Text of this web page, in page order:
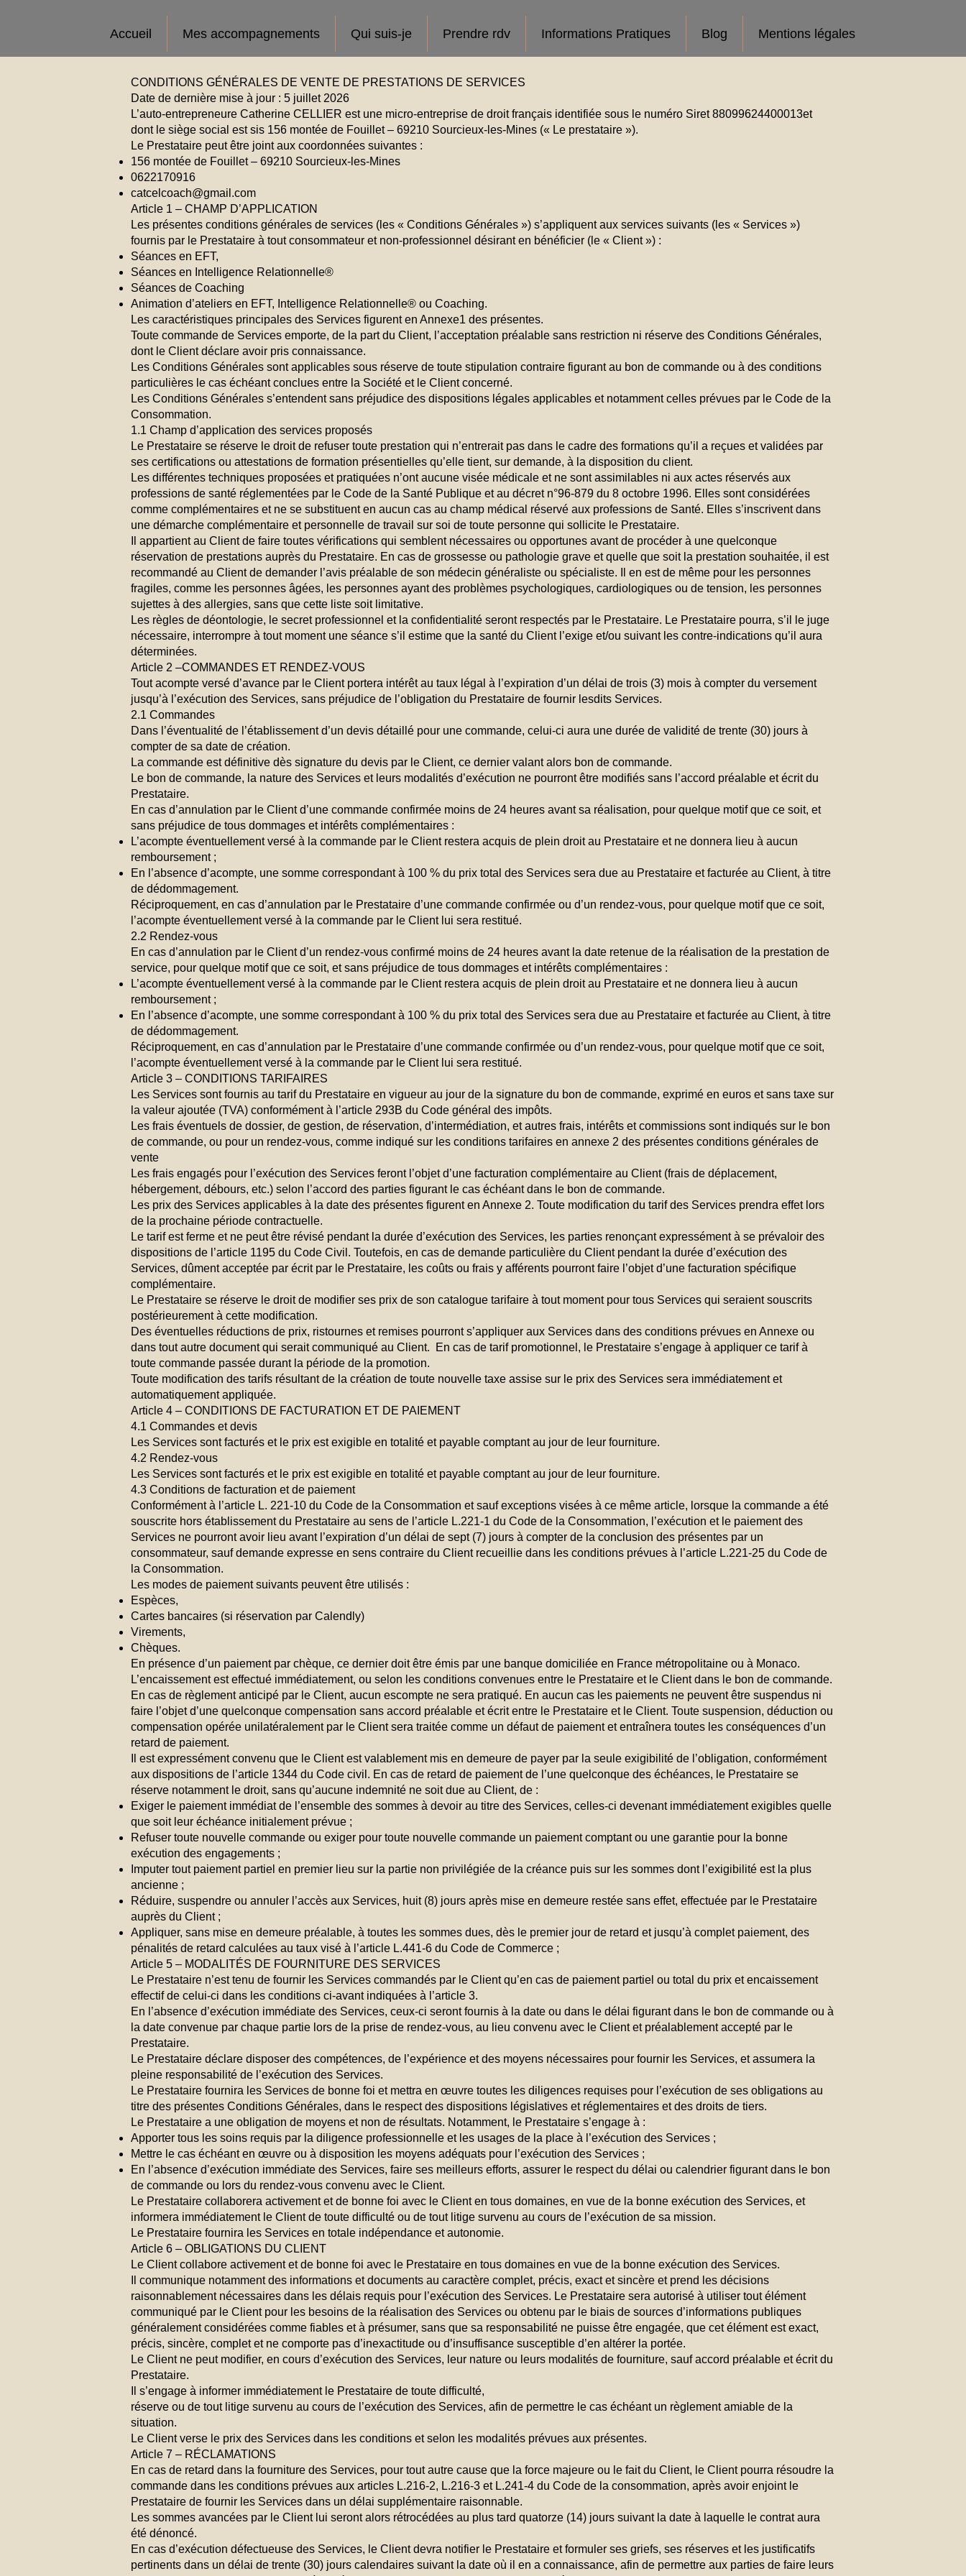
Accueil Mes accompagnements Qui suis-je Prendre rdv Informations Pratiques Blog Mentions légales
CONDITIONS GÉNÉRALES DE VENTE DE PRESTATIONS DE SERVICES
Date de dernière mise à jour : 5 juillet 2026
L’auto-entrepreneure Catherine CELLIER est une micro-entreprise de droit français identifiée sous le numéro Siret 88099624400013et
dont le siège social est sis 156 montée de Fouillet – 69210 Sourcieux-les-Mines (« Le prestataire »).
Le Prestataire peut être joint aux coordonnées suivantes :
156 montée de Fouillet – 69210 Sourcieux-les-Mines
0622170916
catcelcoach@gmail.com
Article 1 – CHAMP D’APPLICATION
Les présentes conditions générales de services (les « Conditions Générales ») s’appliquent aux services suivants (les « Services »)
fournis par le Prestataire à tout consommateur et non-professionnel désirant en bénéficier (le « Client ») :
Séances en EFT,
Séances en Intelligence Relationnelle®
Séances de Coaching
Animation d’ateliers en EFT, Intelligence Relationnelle® ou Coaching.
Les caractéristiques principales des Services figurent en Annexe1 des présentes.
Toute commande de Services emporte, de la part du Client, l’acceptation préalable sans restriction ni réserve des Conditions Générales,
dont le Client déclare avoir pris connaissance.
Les Conditions Générales sont applicables sous réserve de toute stipulation contraire figurant au bon de commande ou à des conditions
particulières le cas échéant conclues entre la Société et le Client concerné.
Les Conditions Générales s’entendent sans préjudice des dispositions légales applicables et notamment celles prévues par le Code de la
Consommation.
1.1 Champ d’application des services proposés
Le Prestataire se réserve le droit de refuser toute prestation qui n’entrerait pas dans le cadre des formations qu’il a reçues et validées par
ses certifications ou attestations de formation présentielles qu’elle tient, sur demande, à la disposition du client.
Les différentes techniques proposées et pratiquées n’ont aucune visée médicale et ne sont assimilables ni aux actes réservés aux
professions de santé réglementées par le Code de la Santé Publique et au décret n°96-879 du 8 octobre 1996. Elles sont considérées
comme complémentaires et ne se substituent en aucun cas au champ médical réservé aux professions de Santé. Elles s’inscrivent dans
une démarche complémentaire et personnelle de travail sur soi de toute personne qui sollicite le Prestataire.
Il appartient au Client de faire toutes vérifications qui semblent nécessaires ou opportunes avant de procéder à une quelconque
réservation de prestations auprès du Prestataire. En cas de grossesse ou pathologie grave et quelle que soit la prestation souhaitée, il est
recommandé au Client de demander l’avis préalable de son médecin généraliste ou spécialiste. Il en est de même pour les personnes
fragiles, comme les personnes âgées, les personnes ayant des problèmes psychologiques, cardiologiques ou de tension, les personnes
sujettes à des allergies, sans que cette liste soit limitative.
Les règles de déontologie, le secret professionnel et la confidentialité seront respectés par le Prestataire. Le Prestataire pourra, s’il le juge
nécessaire, interrompre à tout moment une séance s’il estime que la santé du Client l’exige et/ou suivant les contre-indications qu’il aura
déterminées.
Article 2 –COMMANDES ET RENDEZ-VOUS
Tout acompte versé d’avance par le Client portera intérêt au taux légal à l’expiration d’un délai de trois (3) mois à compter du versement
jusqu’à l’exécution des Services, sans préjudice de l’obligation du Prestataire de fournir lesdits Services.
2.1 Commandes
Dans l’éventualité de l’établissement d’un devis détaillé pour une commande, celui-ci aura une durée de validité de trente (30) jours à
compter de sa date de création.
La commande est définitive dès signature du devis par le Client, ce dernier valant alors bon de commande.
Le bon de commande, la nature des Services et leurs modalités d’exécution ne pourront être modifiés sans l’accord préalable et écrit du
Prestataire.
En cas d’annulation par le Client d’une commande confirmée moins de 24 heures avant sa réalisation, pour quelque motif que ce soit, et
sans préjudice de tous dommages et intérêts complémentaires :
L’acompte éventuellement versé à la commande par le Client restera acquis de plein droit au Prestataire et ne donnera lieu à aucun
remboursement ;
En l’absence d’acompte, une somme correspondant à 100 % du prix total des Services sera due au Prestataire et facturée au Client, à titre
de dédommagement.
Réciproquement, en cas d’annulation par le Prestataire d’une commande confirmée ou d’un rendez-vous, pour quelque motif que ce soit,
l’acompte éventuellement versé à la commande par le Client lui sera restitué.
2.2 Rendez-vous
En cas d’annulation par le Client d’un rendez-vous confirmé moins de 24 heures avant la date retenue de la réalisation de la prestation de
service, pour quelque motif que ce soit, et sans préjudice de tous dommages et intérêts complémentaires :
L’acompte éventuellement versé à la commande par le Client restera acquis de plein droit au Prestataire et ne donnera lieu à aucun
remboursement ;
En l’absence d’acompte, une somme correspondant à 100 % du prix total des Services sera due au Prestataire et facturée au Client, à titre
de dédommagement.
Réciproquement, en cas d’annulation par le Prestataire d’une commande confirmée ou d’un rendez-vous, pour quelque motif que ce soit,
l’acompte éventuellement versé à la commande par le Client lui sera restitué.
Article 3 – CONDITIONS TARIFAIRES
Les Services sont fournis au tarif du Prestataire en vigueur au jour de la signature du bon de commande, exprimé en euros et sans taxe sur
la valeur ajoutée (TVA) conformément à l’article 293B du Code général des impôts.
Les frais éventuels de dossier, de gestion, de réservation, d’intermédiation, et autres frais, intérêts et commissions sont indiqués sur le bon
de commande, ou pour un rendez-vous, comme indiqué sur les conditions tarifaires en annexe 2 des présentes conditions générales de
vente
Les frais engagés pour l’exécution des Services feront l’objet d’une facturation complémentaire au Client (frais de déplacement,
hébergement, débours, etc.) selon l’accord des parties figurant le cas échéant dans le bon de commande.
Les prix des Services applicables à la date des présentes figurent en Annexe 2. Toute modification du tarif des Services prendra effet lors
de la prochaine période contractuelle.
Le tarif est ferme et ne peut être révisé pendant la durée d’exécution des Services, les parties renonçant expressément à se prévaloir des
dispositions de l’article 1195 du Code Civil. Toutefois, en cas de demande particulière du Client pendant la durée d’exécution des
Services, dûment acceptée par écrit par le Prestataire, les coûts ou frais y afférents pourront faire l’objet d’une facturation spécifique
complémentaire.
Le Prestataire se réserve le droit de modifier ses prix de son catalogue tarifaire à tout moment pour tous Services qui seraient souscrits
postérieurement à cette modification.
Des éventuelles réductions de prix, ristournes et remises pourront s’appliquer aux Services dans des conditions prévues en Annexe ou
dans tout autre document qui serait communiqué au Client. En cas de tarif promotionnel, le Prestataire s’engage à appliquer ce tarif à
toute commande passée durant la période de la promotion.
Toute modification des tarifs résultant de la création de toute nouvelle taxe assise sur le prix des Services sera immédiatement et
automatiquement appliquée.
Article 4 – CONDITIONS DE FACTURATION ET DE PAIEMENT
4.1 Commandes et devis
Les Services sont facturés et le prix est exigible en totalité et payable comptant au jour de leur fourniture.
4.2 Rendez-vous
Les Services sont facturés et le prix est exigible en totalité et payable comptant au jour de leur fourniture.
4.3 Conditions de facturation et de paiement
Conformément à l’article L. 221-10 du Code de la Consommation et sauf exceptions visées à ce même article, lorsque la commande a été
souscrite hors établissement du Prestataire au sens de l’article L.221-1 du Code de la Consommation, l’exécution et le paiement des
Services ne pourront avoir lieu avant l’expiration d’un délai de sept (7) jours à compter de la conclusion des présentes par un
consommateur, sauf demande expresse en sens contraire du Client recueillie dans les conditions prévues à l’article L.221-25 du Code de
la Consommation.
Les modes de paiement suivants peuvent être utilisés :
Espèces,
Cartes bancaires (si réservation par Calendly)
Virements,
Chèques.
En présence d’un paiement par chèque, ce dernier doit être émis par une banque domiciliée en France métropolitaine ou à Monaco.
L’encaissement est effectué immédiatement, ou selon les conditions convenues entre le Prestataire et le Client dans le bon de commande.
En cas de règlement anticipé par le Client, aucun escompte ne sera pratiqué. En aucun cas les paiements ne peuvent être suspendus ni
faire l’objet d’une quelconque compensation sans accord préalable et écrit entre le Prestataire et le Client. Toute suspension, déduction ou
compensation opérée unilatéralement par le Client sera traitée comme un défaut de paiement et entraînera toutes les conséquences d’un
retard de paiement.
Il est expressément convenu que le Client est valablement mis en demeure de payer par la seule exigibilité de l’obligation, conformément
aux dispositions de l’article 1344 du Code civil. En cas de retard de paiement de l’une quelconque des échéances, le Prestataire se
réserve notamment le droit, sans qu’aucune indemnité ne soit due au Client, de :
Exiger le paiement immédiat de l’ensemble des sommes à devoir au titre des Services, celles-ci devenant immédiatement exigibles quelle
que soit leur échéance initialement prévue ;
Refuser toute nouvelle commande ou exiger pour toute nouvelle commande un paiement comptant ou une garantie pour la bonne
exécution des engagements ;
Imputer tout paiement partiel en premier lieu sur la partie non privilégiée de la créance puis sur les sommes dont l’exigibilité est la plus
ancienne ;
Réduire, suspendre ou annuler l’accès aux Services, huit (8) jours après mise en demeure restée sans effet, effectuée par le Prestataire
auprès du Client ;
Appliquer, sans mise en demeure préalable, à toutes les sommes dues, dès le premier jour de retard et jusqu’à complet paiement, des
pénalités de retard calculées au taux visé à l’article L.441-6 du Code de Commerce ;
Article 5 – MODALITÉS DE FOURNITURE DES SERVICES
Le Prestataire n’est tenu de fournir les Services commandés par le Client qu’en cas de paiement partiel ou total du prix et encaissement
effectif de celui-ci dans les conditions ci-avant indiquées à l’article 3.
En l’absence d’exécution immédiate des Services, ceux-ci seront fournis à la date ou dans le délai figurant dans le bon de commande ou à
la date convenue par chaque partie lors de la prise de rendez-vous, au lieu convenu avec le Client et préalablement accepté par le
Prestataire.
Le Prestataire déclare disposer des compétences, de l’expérience et des moyens nécessaires pour fournir les Services, et assumera la
pleine responsabilité de l’exécution des Services.
Le Prestataire fournira les Services de bonne foi et mettra en œuvre toutes les diligences requises pour l’exécution de ses obligations au
titre des présentes Conditions Générales, dans le respect des dispositions législatives et réglementaires et des droits de tiers.
Le Prestataire a une obligation de moyens et non de résultats. Notamment, le Prestataire s’engage à :
Apporter tous les soins requis par la diligence professionnelle et les usages de la place à l’exécution des Services ;
Mettre le cas échéant en œuvre ou à disposition les moyens adéquats pour l’exécution des Services ;
En l’absence d’exécution immédiate des Services, faire ses meilleurs efforts, assurer le respect du délai ou calendrier figurant dans le bon
de commande ou lors du rendez-vous convenu avec le Client.
Le Prestataire collaborera activement et de bonne foi avec le Client en tous domaines, en vue de la bonne exécution des Services, et
informera immédiatement le Client de toute difficulté ou de tout litige survenu au cours de l’exécution de sa mission.
Le Prestataire fournira les Services en totale indépendance et autonomie.
Article 6 – OBLIGATIONS DU CLIENT
Le Client collabore activement et de bonne foi avec le Prestataire en tous domaines en vue de la bonne exécution des Services.
Il communique notamment des informations et documents au caractère complet, précis, exact et sincère et prend les décisions
raisonnablement nécessaires dans les délais requis pour l’exécution des Services. Le Prestataire sera autorisé à utiliser tout élément
communiqué par le Client pour les besoins de la réalisation des Services ou obtenu par le biais de sources d’informations publiques
généralement considérées comme fiables et à présumer, sans que sa responsabilité ne puisse être engagée, que cet élément est exact,
précis, sincère, complet et ne comporte pas d’inexactitude ou d’insuffisance susceptible d’en altérer la portée.
Le Client ne peut modifier, en cours d’exécution des Services, leur nature ou leurs modalités de fourniture, sauf accord préalable et écrit du
Prestataire.
Il s’engage à informer immédiatement le Prestataire de toute difficulté,
réserve ou de tout litige survenu au cours de l’exécution des Services, afin de permettre le cas échéant un règlement amiable de la
situation.
Le Client verse le prix des Services dans les conditions et selon les modalités prévues aux présentes.
Article 7 – RÉCLAMATIONS
En cas de retard dans la fourniture des Services, pour tout autre cause que la force majeure ou le fait du Client, le Client pourra résoudre la
commande dans les conditions prévues aux articles L.216-2, L.216-3 et L.241-4 du Code de la consommation, après avoir enjoint le
Prestataire de fournir les Services dans un délai supplémentaire raisonnable.
Les sommes avancées par le Client lui seront alors rétrocédées au plus tard quatorze (14) jours suivant la date à laquelle le contrat aura
été dénoncé.
En cas d’exécution défectueuse des Services, le Client devra notifier le Prestataire et formuler ses griefs, ses réserves et les justificatifs
pertinents dans un délai de trente (30) jours calendaires suivant la date où il en a connaissance, afin de permettre aux parties de faire leurs